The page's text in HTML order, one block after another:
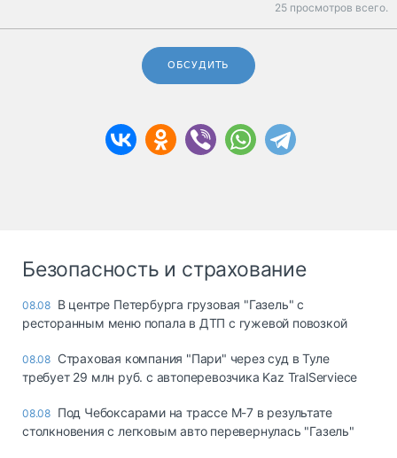
25 просмотров всего.
ОБСУДИТЬ
Безопасность и страхование
08.08 В центре Петербурга грузовая "Газель" с
ресторанным меню попала в ДТП с гужевой повозкой
08.08 Страховая компания "Пари" через суд в Туле
требует 29 млн руб. с автоперевозчика Kaz TralServiece
08.08 Под Чебоксарами на трассе М-7 в результате
столкновения с легковым авто перевернулась "Газель"